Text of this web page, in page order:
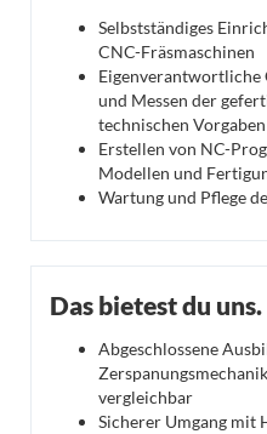
Selbstständiges
CNC-Fräsmaschinen
und Messen der
technischen Vorgaben
Erstellen von NC-
Modellen und
Wartung und Pflege
Das bietest du uns.
Abgeschlossene
vergleichbar
Sicherer Umgang mit